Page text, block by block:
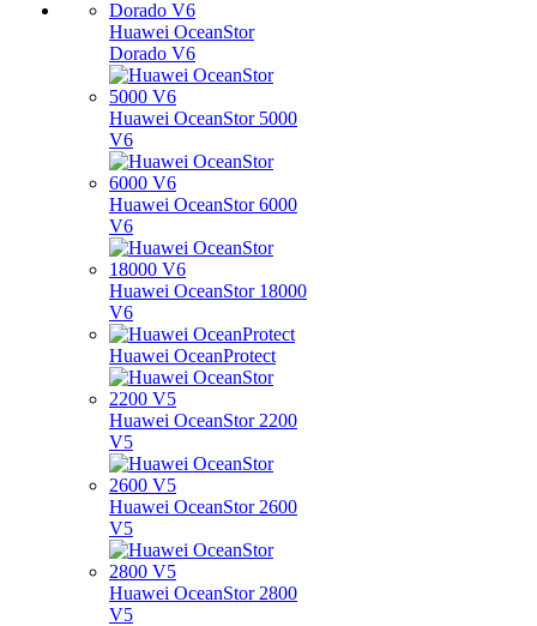
Huawei OceanStor
Dorado V6
Huawei OceanStor 5000
V6
Huawei OceanStor 6000
V6
Huawei OceanStor 18000
V6
Huawei OceanProtect
Huawei OceanStor 2200
V5
Huawei OceanStor 2600
V5
Huawei OceanStor 2800
V5